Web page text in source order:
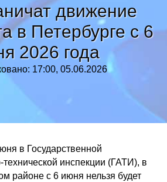
движение
в Петербурге с 6
2026 года
17:00, 05.06.2026
в Государственной
инспекции (ГАТИ), в
районе с 6 июня нельзя будет
»